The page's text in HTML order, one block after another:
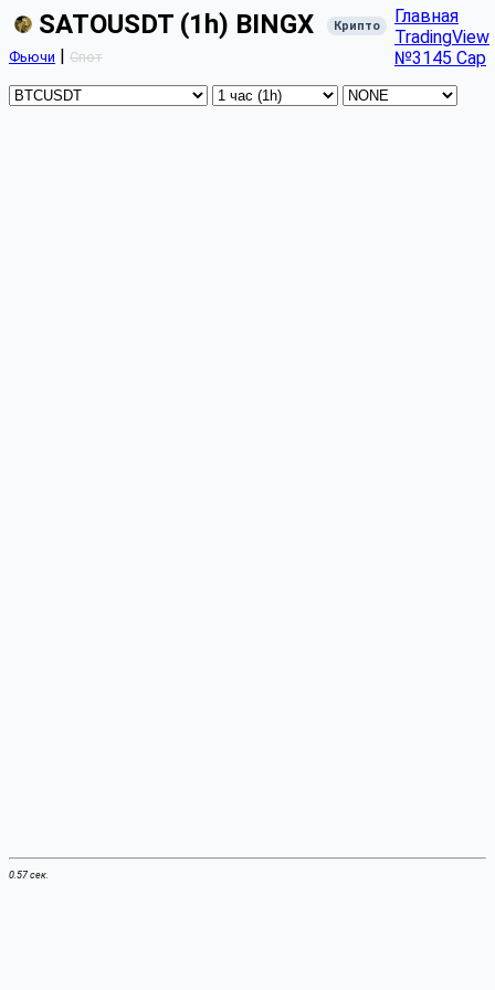
SATOUSDT (1h) BINGX Крипто
Фьючи | Спот
Главная
TradingView
№3145 Cap
0.57 сек.